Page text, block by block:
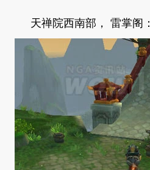
天禅院西南部， 雷掌阁：